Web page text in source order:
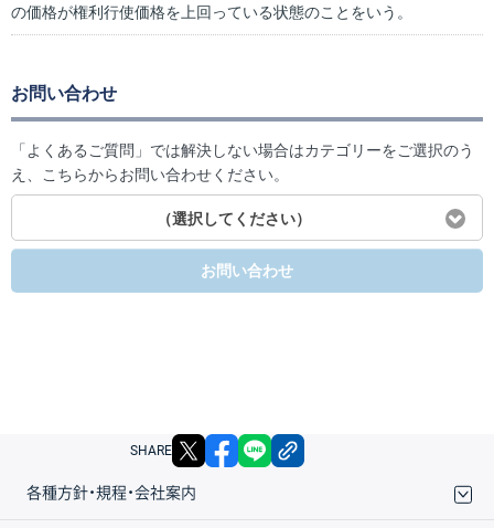
の価格が権利行使価格を上回っている状態のことをいう。
お問い合わせ
「よくあるご質問」では解決しない場合はカテゴリーをご選択のう
え、こちらからお問い合わせください。
（選択してください）
お問い合わせ
SHARE X facebook
各種方針・規程・会社案内
取引規程・約款
サイトマップ
その他のご案内
個人情報保護方針
最良執行方針
サイトのご利用について
ディスクレイマー
信託保全
リスク説明
会社案内